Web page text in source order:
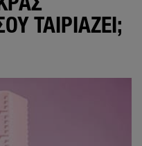
ΤΑΙΡΙΆΖΕΙ;